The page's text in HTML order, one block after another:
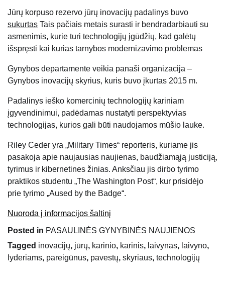
Jūrų korpuso rezervo jūrų inovacijų padalinys buvo
sukurtas Tais pačiais metais surasti ir bendradarbiauti su
asmenimis, kurie turi technologijų įgūdžių, kad galėtų
išspręsti kai kurias tarnybos modernizavimo problemas
Gynybos departamente veikia panaši organizacija –
Gynybos inovacijų skyrius, kuris buvo įkurtas 2015 m.
Padalinys ieško komercinių technologijų kariniam
įgyvendinimui, padėdamas nustatyti perspektyvias
technologijas, kurios gali būti naudojamos mūšio lauke.
Riley Ceder yra „Military Times“ reporteris, kuriame jis
pasakoja apie naujausias naujienas, baudžiamąją justiciją,
tyrimus ir kibernetines žinias. Anksčiau jis dirbo tyrimo
praktikos studentu „The Washington Post“, kur prisidėjo
prie tyrimo „Aused by the Badge“.
Nuoroda į informacijos šaltinį
Posted in PASAULINĖS GYNYBINĖS NAUJIENOS
Tagged inovacijų, jūrų, karinio, karinis, laivynas, laivyno,
lyderiams, pareigūnus, pavestų, skyriaus, technologijų